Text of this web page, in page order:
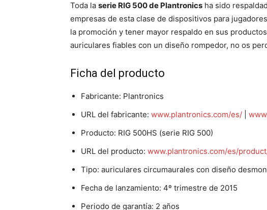
Toda la serie RIG 500 de Plantronics ha sido
empresas de esta clase de dispositivos para
la promoción y tener mayor respaldo en sus
auriculares fiables con un diseño rompedor, no os
Ficha del producto
Fabricante: Plantronics
URL del fabricante: www.plantronics.com/es/
Producto: RIG 500HS (serie RIG 500)
URL del producto: www.plantronics.com/es/
Tipo: auriculares circumaurales con diseño
Fecha de lanzamiento: 4º trimestre de 2015
Periodo de garantía: 2 años